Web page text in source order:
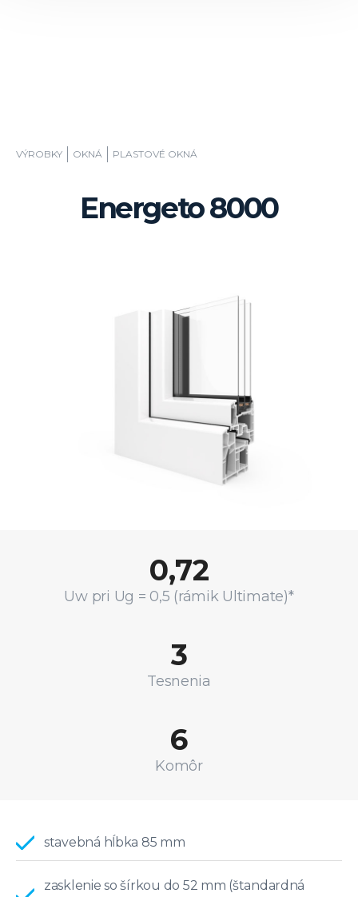
VÝROBKY OKNÁ PLASTOVÉ OKNÁ
Energeto 8000
0,72
Uw pri Ug = 0,5 (rámik Ultimate)*
3
Tesnenia
6
Komôr
stavebná hĺbka 85 mm
zasklenie so šírkou do 52 mm (štandardná